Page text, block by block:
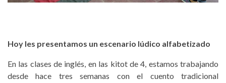
Hoy les presentamos un escenario lúdico alfabetizado
En las clases de inglés, en las kitot de 4, estamos trabajando
desde hace tres semanas con el cuento tradicional